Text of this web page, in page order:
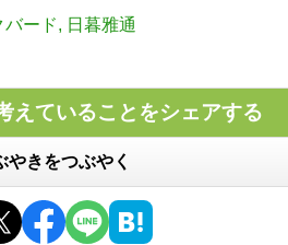
バード 日暮雅通
えていることをシェアする
やきをつぶやく